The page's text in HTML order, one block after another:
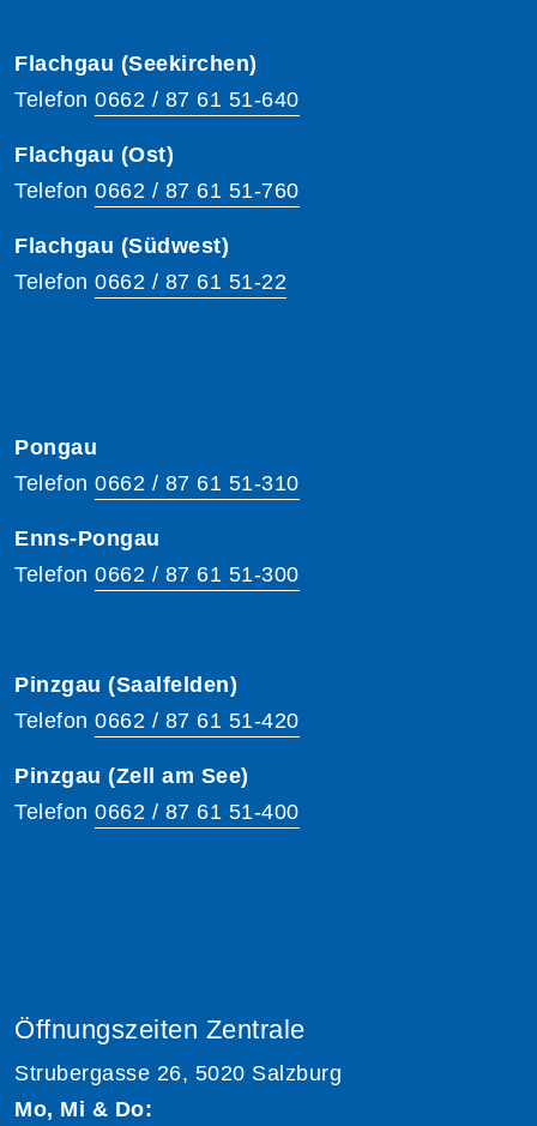
Flachgau (Seekirchen)
Telefon 0662 / 87 61 51-640
Flachgau (Ost)
Telefon 0662 / 87 61 51-760
Flachgau (Südwest)
Telefon 0662 / 87 61 51-22
Pongau
Telefon 0662 / 87 61 51-310
Enns-Pongau
Telefon 0662 / 87 61 51-300
Pinzgau (Saalfelden)
Telefon 0662 / 87 61 51-420
Pinzgau (Zell am See)
Telefon 0662 / 87 61 51-400
Öffnungszeiten Zentrale
Strubergasse 26, 5020 Salzburg
Mo, Mi & Do: